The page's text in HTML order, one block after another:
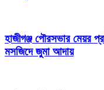
হাজীগঞ্জ পৌরসভার মেয়র
মসজিদে জুমা আদায়